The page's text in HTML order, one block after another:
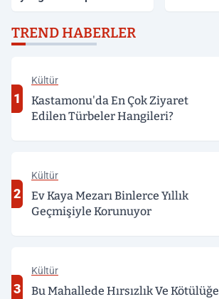
TREND HABERLER
1
Kültür
Kastamonu'da En Çok Ziyaret
Edilen Türbeler Hangileri?
2
Kültür
Ev Kaya Mezarı Binlerce Yıllık
Geçmişiyle Korunuyor
3
Kültür
Bu Mahallede Hırsızlık Ve Kötülüğe